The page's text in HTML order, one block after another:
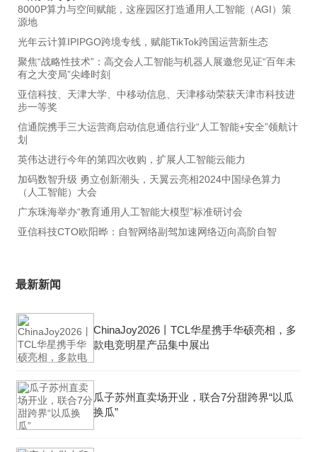
8000P算力与空间赋能，这座园区打造通用人工智能（AGI）策
源地
光年云计算IPIPGO跨境专线，赋能TikTok跨国运营新生态
聚焦“战略性技术”：高交会人工智能与机器人展邀您见证“百年未
有之大变局”尖峰时刻
亚信科技、天津大学、中移动信息、天津移动荣获天津市科技进
步一等奖
信通院携手三大运营商启动信息通信行业“人工智能+安全”领航计
划
英伟达进行今年的第四次收购，扩展人工智能云能力
加码数智升级 勇立创新潮头，天翼云亮相2024中国绿色算力
（人工智能）大会
广东珠海举办“教育通用人工智能大模型”标准研讨会
亚信科技CTO欧阳晔：自智网络副驾加速网络迈向高阶自智
最新新闻
ChinaJoy2026丨TCL华星携手华硕亮相，多
款电竞明星产品集中展出
瓜子苏州直卖场开业，联合7分甜跨界“以瓜
换瓜”